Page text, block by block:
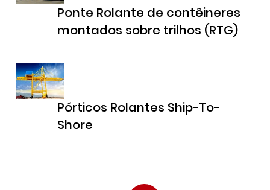
Ponte Rolante de contêineres
montados sobre trilhos (RTG)
Pórticos Rolantes Ship-To-
Shore